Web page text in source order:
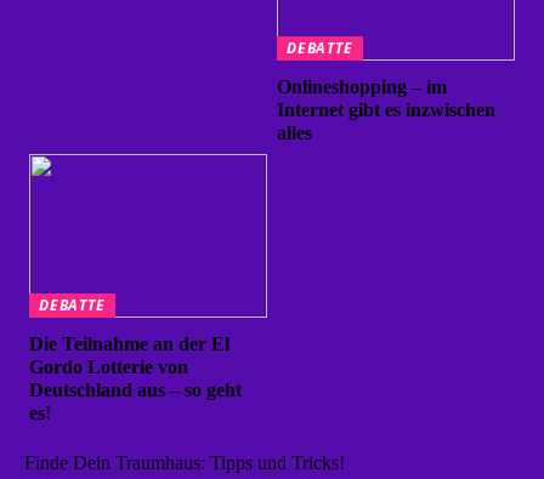
DEBATTE
Onlineshopping – im
Internet gibt es inzwischen
alles
DEBATTE
Die Teilnahme an der El
Gordo Lotterie von
Deutschland aus – so geht
es!
Finde Dein Traumhaus: Tipps und Tricks!